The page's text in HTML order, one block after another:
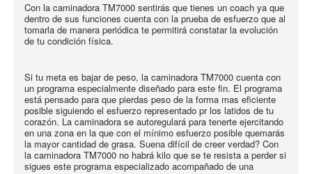
Con la caminadora TM7000 sentirás que tienes un coach ya que
dentro de sus funciones cuenta con la prueba de esfuerzo que al
tomarla de manera periódica te permitirá constatar la evolución
de tu condición física.
Si tu meta es bajar de peso, la caminadora TM7000 cuenta con
un programa especialmente diseñado para este fin. El programa
está pensado para que pierdas peso de la forma mas eficiente
posible siguiendo el esfuerzo representado pr los latidos de tu
corazón. La caminadora se autoregulará para tenerte ejercitando
en una zona en la que con el mínimo esfuerzo posible quemarás
la mayor cantidad de grasa. Suena difícil de creer verdad? Con
la caminadora TM7000 no habrá kilo que se te resista a perder si
sigues este programa especializado acompañado de una